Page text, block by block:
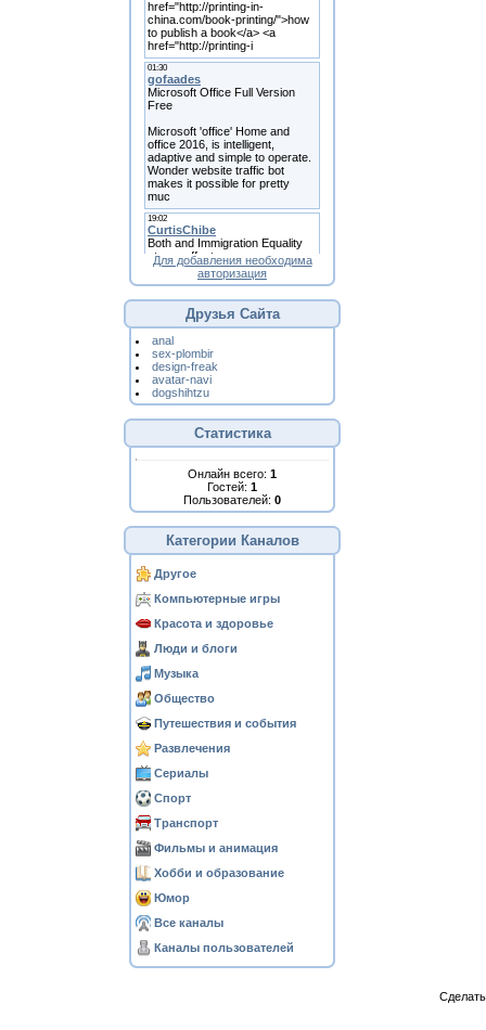
Для добавления необходима
авторизация
Друзья Сайта
anal
sex-plombir
design-freak
avatar-navi
dogshihtzu
Статистика
Онлайн всего: 1
Гостей: 1
Пользователей: 0
Категории Каналов
Другое
Компьютерные игры
Красота и здоровье
Люди и блоги
Музыка
Общество
Путешествия и события
Развлечения
Сериалы
Спорт
Транспорт
Фильмы и анимация
Хобби и образование
Юмор
Все каналы
Каналы пользователей